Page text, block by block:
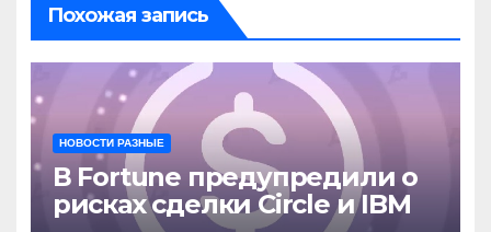
Похожая запись
НОВОСТИ РАЗНЫЕ
В Fortune предупредили о
рисках сделки Circle и IBM